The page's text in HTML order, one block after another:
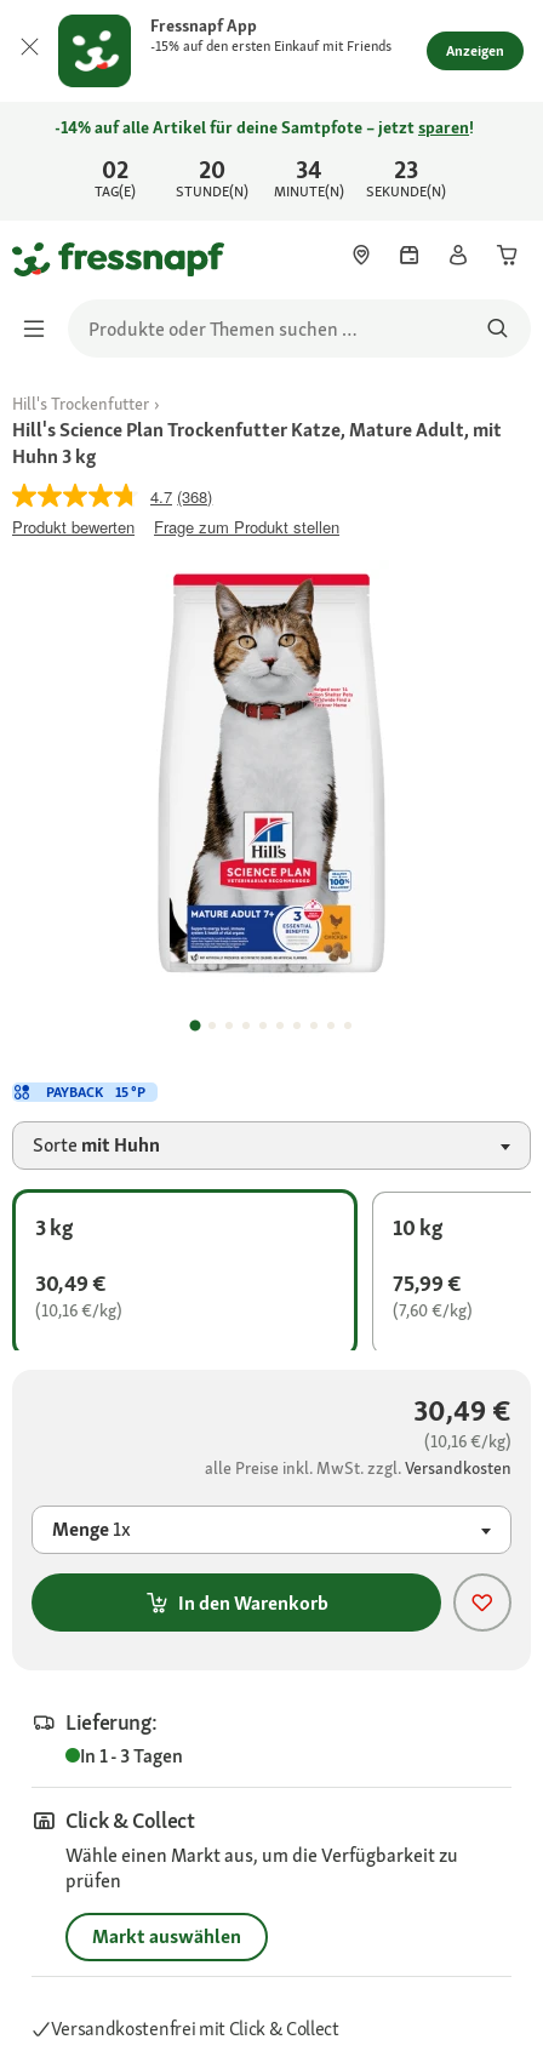
Fressnapf App
-15% auf den ersten Einkauf mit Friends Anzeigen
02
TAG(E)
20
STUNDE(N)
34
MINUTE(N)
23
SEKUNDE(N)
-14% auf alle Artikel für deine Samtpfote – jetztsparen!
Hill's Trockenfutter
Hill's Science Plan Trockenfutter Katze, Mature Adult, mit
Huhn 3 kg
4.7 (368)
Produkt bewerten
Frage zum Produkt stellen
Sorte mit Huhn
3 kg
30,49 €
(10,16 €/kg)
10 kg
75,99 €
(7,60 €/kg)
30,49 €
(10,16 €/kg)
alle Preise inkl. MwSt. zzgl.Versandkosten
Menge1x
In den Warenkorb
Lieferung:
In 1 - 3 Tagen
Click & Collect
Wähle einen Markt aus, um die Verfügbarkeit zu
prüfen
Markt auswählen
Versandkostenfrei mit Click & Collect
PAYBACK 15 °P